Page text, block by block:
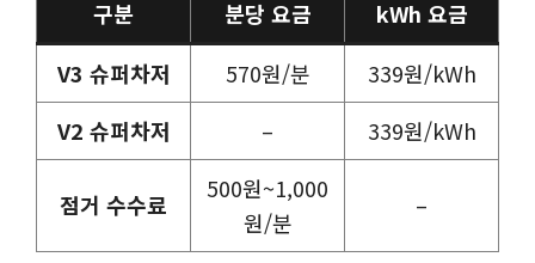
구분 분당 요금
kWh 요금
V3 슈퍼차저
570원/분
339원/kWh
V2 슈퍼차저
– 339원/kWh
점거 수수료
500원~1,000
원/분
–